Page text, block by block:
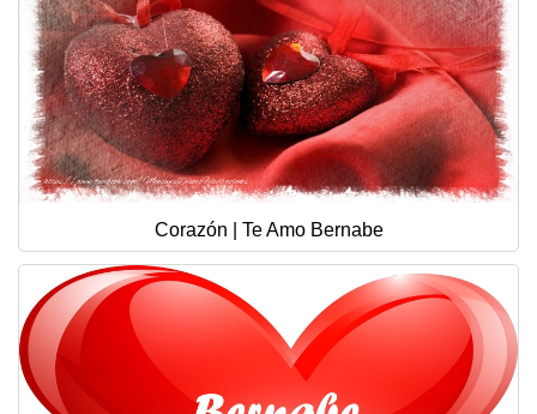
Corazón | Te Amo Bernabe